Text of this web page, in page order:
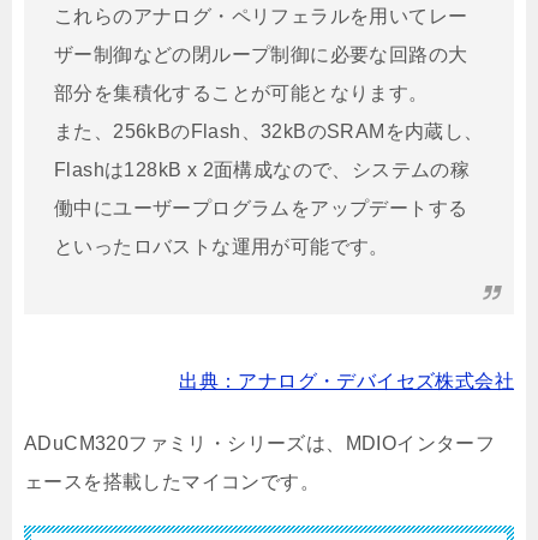
これらのアナログ・ペリフェラルを用いてレー
ザー制御などの閉ループ制御に必要な回路の大
部分を集積化することが可能となります。
また、256kBのFlash、32kBのSRAMを内蔵し、
Flashは128kB x 2面構成なので、システムの稼
働中にユーザープログラムをアップデートする
といったロバストな運用が可能です。
出典：アナログ・デバイセズ株式会社
ADuCM320ファミリ・シリーズは、MDIOインターフ
ェースを搭載したマイコンです。